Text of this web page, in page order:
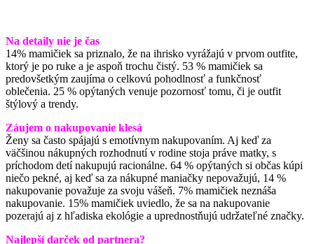
Na detaily nie je čas
14% mamičiek sa priznalo, že na ihrisko vyrážajú v prvom outfite,
ktorý je po ruke a je aspoň trochu čistý. 53 % mamičiek sa
predovšetkým zaujíma o celkovú pohodlnosť a funkčnosť
oblečenia. 25 % opýtaných venuje pozornosť tomu, či je outfit
štýlový a trendy.
Záujem o nakupovanie klesá
Ženy sa často spájajú s emotívnym nakupovaním. Aj keď za
väčšinou nákupných rozhodnutí v rodine stoja práve matky, s
príchodom detí nakupujú racionálne. 64 % opýtaných si občas kúpi
niečo pekné, aj keď sa za nákupné maniačky nepovažujú, 14 %
nakupovanie považuje za svoju vášeň. 7% mamičiek neznáša
nakupovanie. 15% mamičiek uviedlo, že sa na nakupovanie
pozerajú aj z hľadiska ekológie a uprednostňujú udržateľné značky.
Najlepší darček od partnera?